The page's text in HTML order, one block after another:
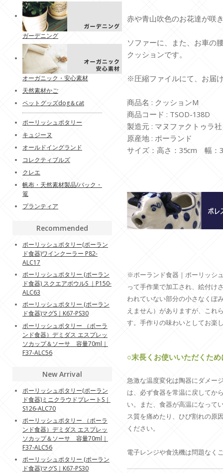
赤や青山吹色のお花達が咲
ソファーに、また、お車の
クッションです。
※圧縮ファイルにて、お届
商品名 : クッションM
商品コード : TSOD-138D
製造元 : マヌファクトゥラ社
原産地 : ポーランド
サイズ：高さ：35cm 幅：
※ポーランド食器｜ポーリッシ
って手作業で加工され、絵付け
われていない部分の小さなくぼ
えません）がありますが、これ
す。手作りの味わいとしてお楽
○末長くお使いいただくため
急激な温度変化は陶器にダメー
は、必ず食器を常温に戻してか
い。また、食器が高温になって
ス質を痛めたり、ひび割れの原
ください。
電子レンジや食洗機は問題なく
ガーデニング
オーガニック・安心素材
天然素材かご
ペットグッズdog＆cat
ポーリッシュポタリー
キュジーヌ
オールドイングランド
コレクティブルズ
クレエ
帆布・天然素材製品/バック・
篭
プランティア
Recommended
ポーリッシュポタリー(ポーラン
ド食器)ワインクーラー P82-
ALC17
ポーリッシュポタリー (ポーラン
ド食器) スクエアボウルS ｜P150-
ALC63
ポーリッシュポタリー (ポーラン
ド食器)マグS｜K67-PS30
ポーリッシュポタリー （ポーラ
ンド食器）デミダス エスプレッ
ソカップ＆ソーサ 容量70ml｜
F37-ALC56
New Arrival
ポーリッシュポタリー(ポーラン
ド食器)ミニクラウドプレートS｜
S126-ALC70
ポーリッシュポタリー （ポーラ
ンド食器）デミダス エスプレッ
ソカップ＆ソーサ 容量70ml｜
F37-ALC56
ポーリッシュポタリー (ポーラン
ド食器)マグS｜K67-PS30